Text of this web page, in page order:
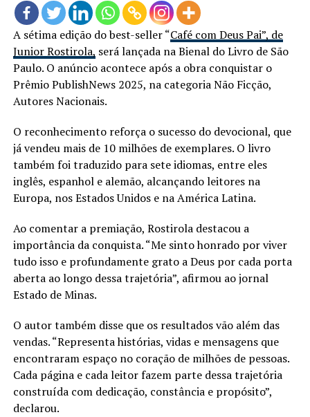
A sétima edição do best-seller “Café com Deus Pai”, de
Junior Rostirola, será lançada na Bienal do Livro de São
Paulo. O anúncio acontece após a obra conquistar o
Prêmio PublishNews 2025, na categoria Não Ficção,
Autores Nacionais.
O reconhecimento reforça o sucesso do devocional, que
já vendeu mais de 10 milhões de exemplares. O livro
também foi traduzido para sete idiomas, entre eles
inglês, espanhol e alemão, alcançando leitores na
Europa, nos Estados Unidos e na América Latina.
Ao comentar a premiação, Rostirola destacou a
importância da conquista. “Me sinto honrado por viver
tudo isso e profundamente grato a Deus por cada porta
aberta ao longo dessa trajetória”, afirmou ao jornal
Estado de Minas.
O autor também disse que os resultados vão além das
vendas. “Representa histórias, vidas e mensagens que
encontraram espaço no coração de milhões de pessoas.
Cada página e cada leitor fazem parte dessa trajetória
construída com dedicação, constância e propósito”,
declarou.